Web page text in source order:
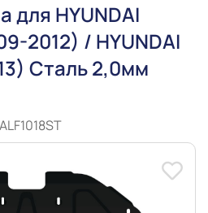
для HYUNDAI
2012) / HYUNDAI
Сталь 2,0мм